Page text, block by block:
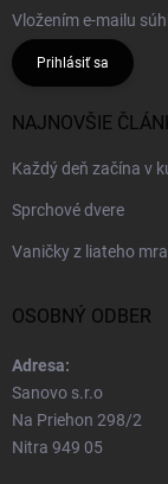
Vložením e-mailu
Prihlásiť sa
NAJNOVŠIE
Každý deň začína v
Sprchové dvere
Vaničky z liateho
OSOBNÝ ODBER
Adresa:
Sanovo s.r.o
Na Priehon 298/2
Nitra 949 05